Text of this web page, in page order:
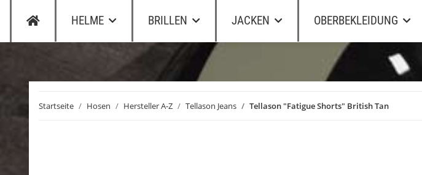
HELME BRILLEN JACKEN OBERBEKLEIDUNG
Startseite Hosen Hersteller A-Z Tellason Jeans Tellason "Fatigue Shorts" British Tan